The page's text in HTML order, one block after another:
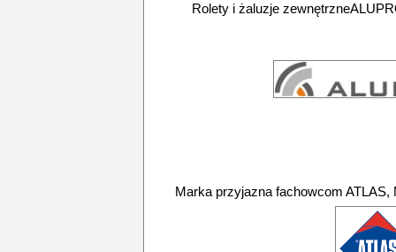
Rolety i żaluzje
Marka przyjazna fachowcom